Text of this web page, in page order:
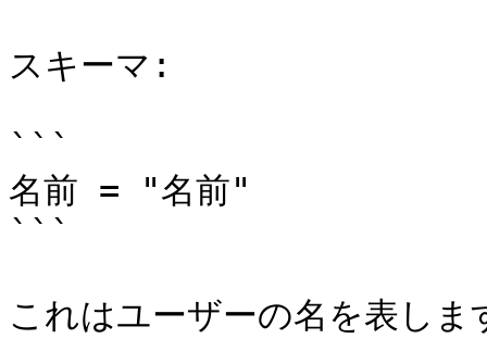
スキーマ:
```
名前 = "名前"
```
これはユーザーの名を表しま